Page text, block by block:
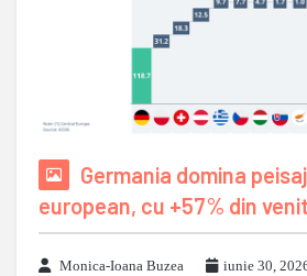
Germania domina
european, cu +57% din
Monica-Ioana Buzea
iunie 30,